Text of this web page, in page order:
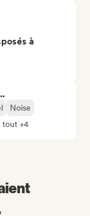
à
Noise
+4